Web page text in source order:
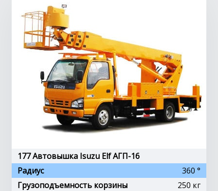
177 Автовышка Isuzu Elf АГП-16
Радиус
360 °
Грузоподъемность корзины
250 кг